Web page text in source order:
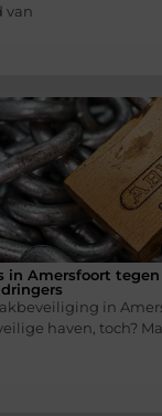
van
in Amersfoort tegen
in
haven, toch?